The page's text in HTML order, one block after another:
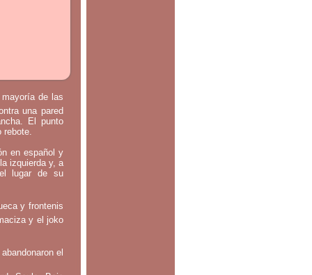
de las
una pared
El punto
rebote.
en español y
izquierda y, a
lugar de su
y frontenis
y el joko
el